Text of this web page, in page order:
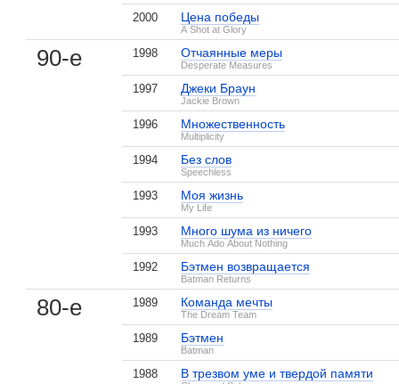
2000 Цена победы
A Shot at Glory
90-е 1998 Отчаянные меры
Desperate Measures
1997 Джеки Браун
Jackie Brown
1996 Множественность
Multiplicity
1994 Без слов
Speechless
1993 Моя жизнь
My Life
1993 Много шума из ничего
Much Ado About Nothing
1992 Бэтмен возвращается
Batman Returns
80-е 1989 Команда мечты
The Dream Team
1989 Бэтмен
Batman
1988 В трезвом уме и твердой памяти
В центре внимания Бердмэн
7 кадров
Робокоп
2 кадра